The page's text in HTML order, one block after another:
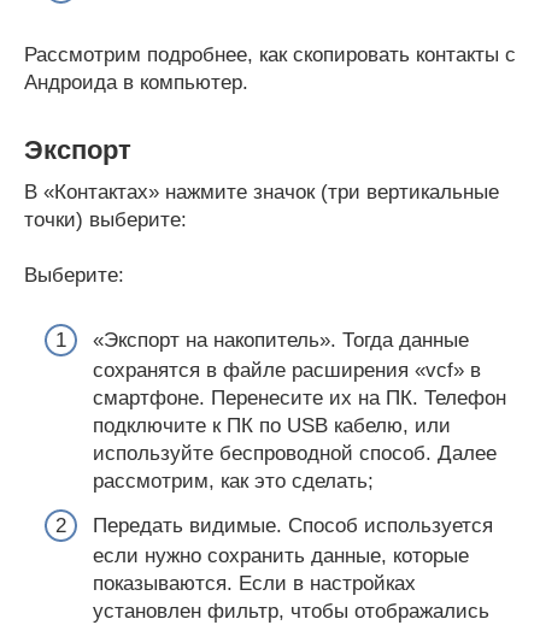
Рассмотрим подробнее, как скопировать контакты с
Андроида в компьютер.
Экспорт
В «Контактах» нажмите значок (три вертикальные
точки) выберите:
Выберите:
«Экспорт на накопитель». Тогда данные
сохранятся в файле расширения «vcf» в
смартфоне. Перенесите их на ПК. Телефон
подключите к ПК по USB кабелю, или
используйте беспроводной способ. Далее
рассмотрим, как это сделать;
Передать видимые. Способ используется
если нужно сохранить данные, которые
показываются. Если в настройках
установлен фильтр, чтобы отображались